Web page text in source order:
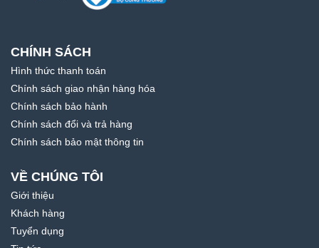
CHÍNH SÁCH
Hình thức thanh toán
Chính sách giao nhận hàng hóa
Chính sách bảo hành
Chính sách đổi và trả hàng
Chính sách bảo mật thông tin
VỀ CHÚNG TÔI
Giới thiệu
Khách hàng
Tuyển dụng